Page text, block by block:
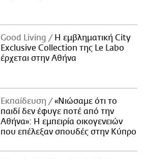
Good Living
Η εμβληματική City
Exclusive Collection της Le Labo
έρχεται στην Αθήνα
Εκπαίδευση
«Νιώσαμε ότι το
παιδί δεν έφυγε ποτέ από την
Αθήνα»: Η εμπειρία οικογενειών
που επέλεξαν σπουδές στην Κύπρο